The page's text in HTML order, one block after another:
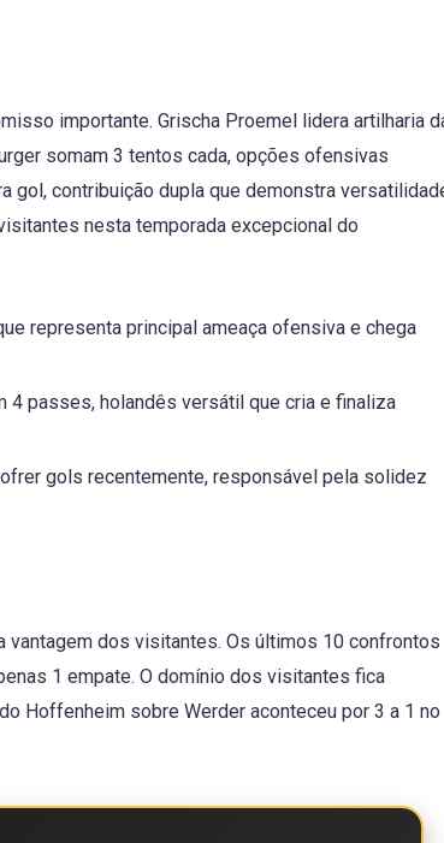
importante. Grischa Proemel lidera artilharia
somam 3 tentos cada, opções ofensivas
gol, contribuição dupla que demonstra
nesta temporada excepcional do
representa principal ameaça ofensiva e chega
passes, holandês versátil que cria e finaliza
gols recentemente, responsável pela solidez
vantagem dos visitantes. Os últimos 10 confrontos
1 empate. O domínio dos visitantes fica
Hoffenheim sobre Werder aconteceu por 3 a 1 no